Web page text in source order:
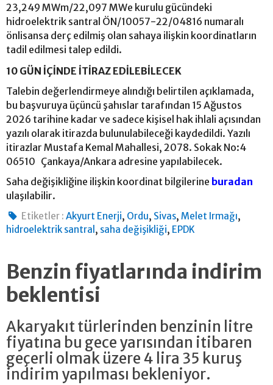
23,249 MWm/22,097 MWe kurulu gücündeki
hidroelektrik santral ÖN/10057-22/04816 numaralı
önlisansa derç edilmiş olan sahaya ilişkin koordinatların
tadil edilmesi talep edildi.
10 GÜN İÇİNDE İTİRAZ EDİLEBİLECEK
Talebin değerlendirmeye alındığı belirtilen açıklamada,
bu başvuruya üçüncü şahıslar tarafından 15 Ağustos
2026 tarihine kadar ve sadece kişisel hak ihlali açısından
yazılı olarak itirazda bulunulabileceği kaydedildi. Yazılı
itirazlar Mustafa Kemal Mahallesi, 2078. Sokak No:4
06510 Çankaya/Ankara adresine yapılabilecek.
Saha değişikliğine ilişkin koordinat bilgilerine buradan
ulaşılabilir.
Etiketler : Akyurt Enerji, Ordu, Sivas,Melet Irmağı,
hidroelektrik santral , saha değişikliği, EPDK
Benzin fiyatlarında indirim
beklentisi
Akaryakıt türlerinden benzinin litre
fiyatına bu gece yarısından itibaren
geçerli olmak üzere 4 lira 35 kuruş
indirim yapılması bekleniyor.